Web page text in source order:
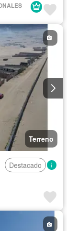
Terreno
Destacado